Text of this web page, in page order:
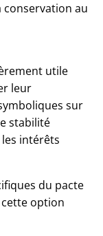
au
utile
leur
sur
stabilité
intérêts
du pacte
option